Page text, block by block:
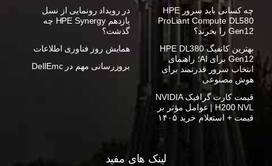
چه کسانی باید سرور HPE
ProLiant Compute DL580
Gen12 را بخرند؟
بهترین کانفیگ HPE DL380
Gen12 برای AI؛ راهنمای
انتخاب سرور قدرتمند برای
هوش مصنوعی
قیمت کارت گرافیک NVIDIA
H200 NVL | عوامل مؤثر بر
قیمت + استعلام خرید ۱۴۰۵
در رویداد رونمایی از نسل
یازدهم HPE Synergy چه
گذشت؟
همایش روز فناوری اطلاعات
بروزرسانی مهم در DellEmc
لینک های مفید